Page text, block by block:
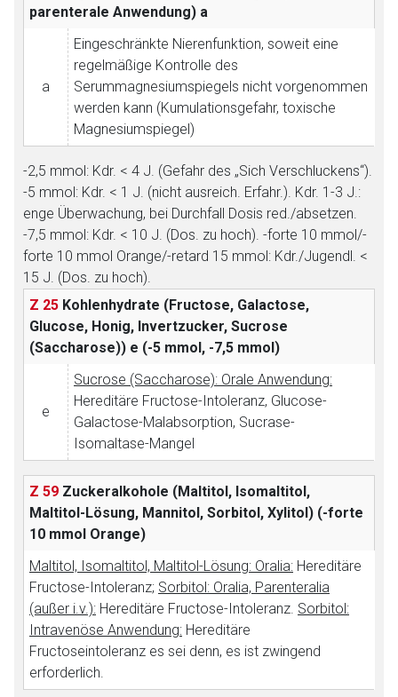
parenterale Anwendung) a
a
Eingeschränkte Nierenfunktion, soweit eine
regelmäßige Kontrolle des
Serummagnesiumspiegels nicht vorgenommen
werden kann (Kumulationsgefahr, toxische
Magnesiumspiegel)
-2,5 mmol: Kdr. < 4 J. (Gefahr des „Sich Verschluckens“).
-5 mmol: Kdr. < 1 J. (nicht ausreich. Erfahr.). Kdr. 1-3 J.:
enge Überwachung, bei Durchfall Dosis red./absetzen.
-7,5 mmol: Kdr. < 10 J. (Dos. zu hoch). -forte 10 mmol/-
forte 10 mmol Orange/-retard 15 mmol: Kdr./Jugendl. <
15 J. (Dos. zu hoch).
Z 25 Kohlenhydrate (Fructose, Galactose,
Glucose, Honig, Invertzucker, Sucrose
(Saccharose)) e (-5 mmol, -7,5 mmol)
e
Sucrose (Saccharose): Orale Anwendung:
Hereditäre Fructose-Intoleranz, Glucose-
Galactose-Malabsorption, Sucrase-
Isomaltase-Mangel
Z 59 Zuckeralkohole (Maltitol, Isomaltitol,
Maltitol-Lösung, Mannitol, Sorbitol, Xylitol) (-forte
10 mmol Orange)
Maltitol, Isomaltitol, Maltitol-Lösung: Oralia: Hereditäre
Fructose-Intoleranz; Sorbitol: Oralia, Parenteralia
(außer i.v.): Hereditäre Fructose-Intoleranz. Sorbitol:
Intravenöse Anwendung: Hereditäre
Fructoseintoleranz es sei denn, es ist zwingend
erforderlich.